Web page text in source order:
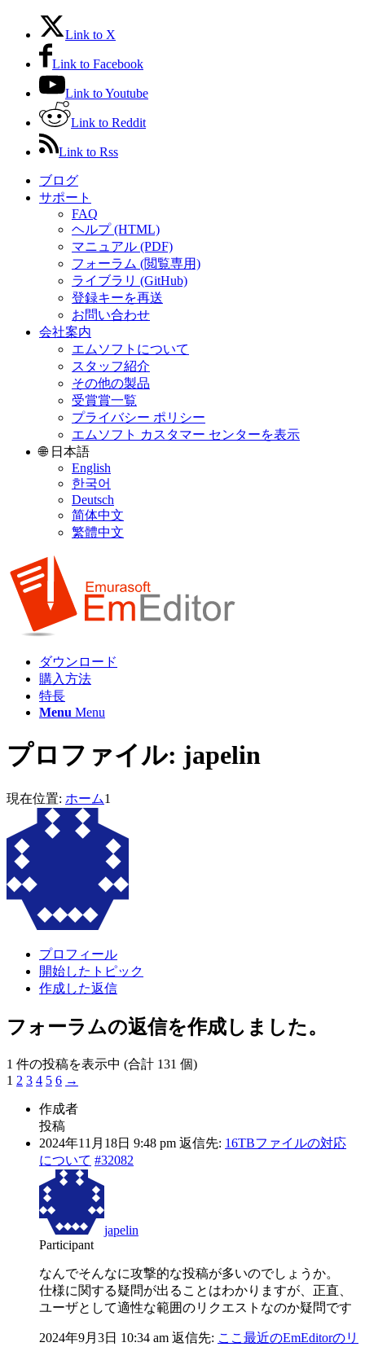
Link to X
Link to Facebook
Link to Youtube
Link to Reddit
Link to Rss
ブログ
サポート
FAQ
ヘルプ (HTML)
マニュアル (PDF)
フォーラム (閲覧専用)
ライブラリ (GitHub)
登録キーを再送
お問い合わせ
会社案内
エムソフトについて
スタッフ紹介
その他の製品
受賞賞一覧
プライバシー ポリシー
エムソフト カスタマー センターを表示
🌐 日本語
English
한국어
Deutsch
简体中文
繁體中文
ダウンロード
購入方法
特長
Menu Menu
プロファイル: japelin
現在位置: ホーム1
プロフィール
開始したトピック
作成した返信
フォーラムの返信を作成しました。
1 件の投稿を表示中 (合計 131 個)
1 2 3 4 5 6 →
作成者
投稿
2024年11月18日 9:48 pm 返信先: 16TBファイルの対応
について #32082
japelin
Participant
なんでそんなに攻撃的な投稿が多いのでしょうか。
仕様に関する疑問が出ることはわかりますが、正直、
ユーザとして適性な範囲のリクエストなのか疑問です
2024年9月3日 10:34 am 返信先: ここ最近のEmEditorのリ